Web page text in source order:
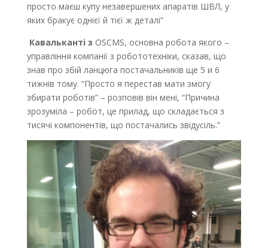
просто маєш купу незавершених апаратів ШВЛ, у
яких бракує однієї й тієї ж деталі”
Кавальканті з OSCMS, основна робота якого –
управління компанії з робототехніки, сказав, що
знав про збій ланцюга постачальників ще 5 и 6
тижнів тому. “Просто я перестав мати змогу
збирати роботів” – розповів він мені, “Причина
зрозуміла – робот, це прилад, що складається з
тисячі компонентів, що постачались звідусіль.”